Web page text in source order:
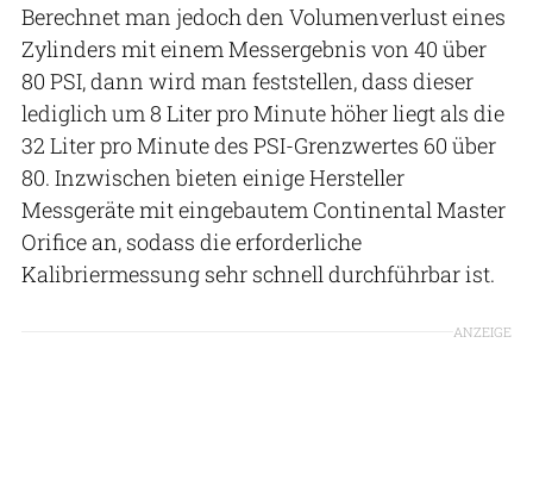
Berechnet man jedoch den Volumenverlust eines
Zylinders mit einem Messergebnis von 40 über
80 PSI, dann wird man feststellen, dass dieser
lediglich um 8 Liter pro Minute höher liegt als die
32 Liter pro Minute des PSI-Grenzwertes 60 über
80. Inzwischen bieten einige Hersteller
Messgeräte mit eingebautem Continental Master
Orifice an, sodass die erforderliche
Kalibriermessung sehr schnell durchführbar ist.
ANZEIGE